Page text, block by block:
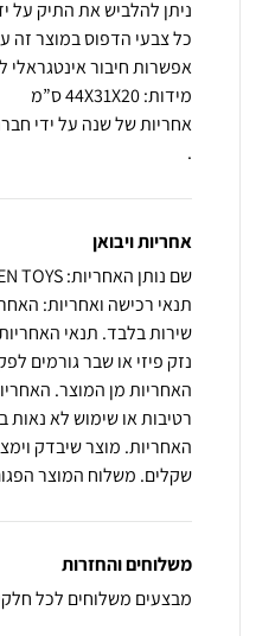
.
אחריות ויבואן
שם נותן האחריות: GREEN TOYS
שירות בלבד. תנאי
נזק פיזי או שבר גורמים
האחריות מן המוצר.
רטיבות או שימוש לא
שקלים. משלוח המוצר
משלוחים והחזרות
מבצעים משלוחים לכל